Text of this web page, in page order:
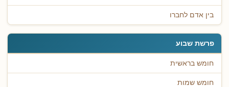
בין אדם לחברו
פרשת שבוע
חומש בראשית
חומש שמות